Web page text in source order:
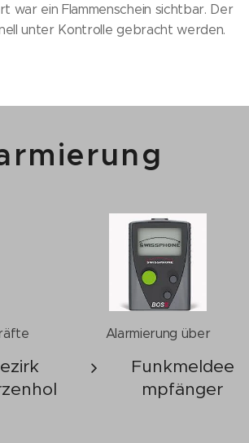
war ein Flammenschein sichtbar. Der
unter Kontrolle gebracht werden.
Alarmierung über
Funkmeldee
mpfänger